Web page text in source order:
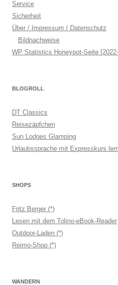
Service
Sicherheit
Über / Impressum / Datenschutz
Bildnachweise
WP Statistics Honeypot-Seite
BLOGROLL
DT Classics
Reisezäpfchen
Sun Lodges Glamping
Urlaubssprache mit Expresskurs
SHOPS
Fritz Berger (*)
Lesen mit dem Tolino-eBook-Reader
Outdoor-Laden (*)
Reimo-Shop (*)
WANDERN